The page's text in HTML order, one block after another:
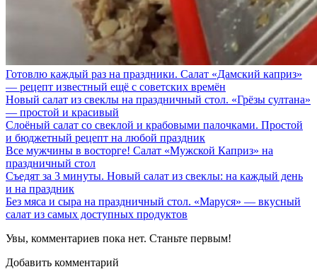
Готовлю каждый раз на праздники. Салат «Дамский каприз»
— рецепт известный ещё с советских времён
Новый салат из свеклы на праздничный стол. «Грёзы султана»
— простой и красивый
Слоёный салат со свеклой и крабовыми палочками. Простой
и бюджетный рецепт на любой праздник
Все мужчины в восторге! Салат «Мужской Каприз» на
праздничный стол
Съедят за 3 минуты. Новый салат из свеклы: на каждый день
и на праздник
Без мяса и сыра на праздничный стол. «Маруся» — вкусный
салат из самых доступных продуктов
Увы, комментариев пока нет. Станьте первым!
Добавить комментарий